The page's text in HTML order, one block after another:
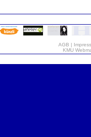
AGB |
KMU